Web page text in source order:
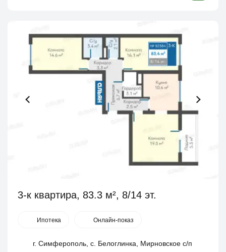
3-к квартира, 83.3 м², 8/14 эт.
Ипотека Онлайн-показ
г. Симферополь, с. Белоглинка, Мирновское с/п